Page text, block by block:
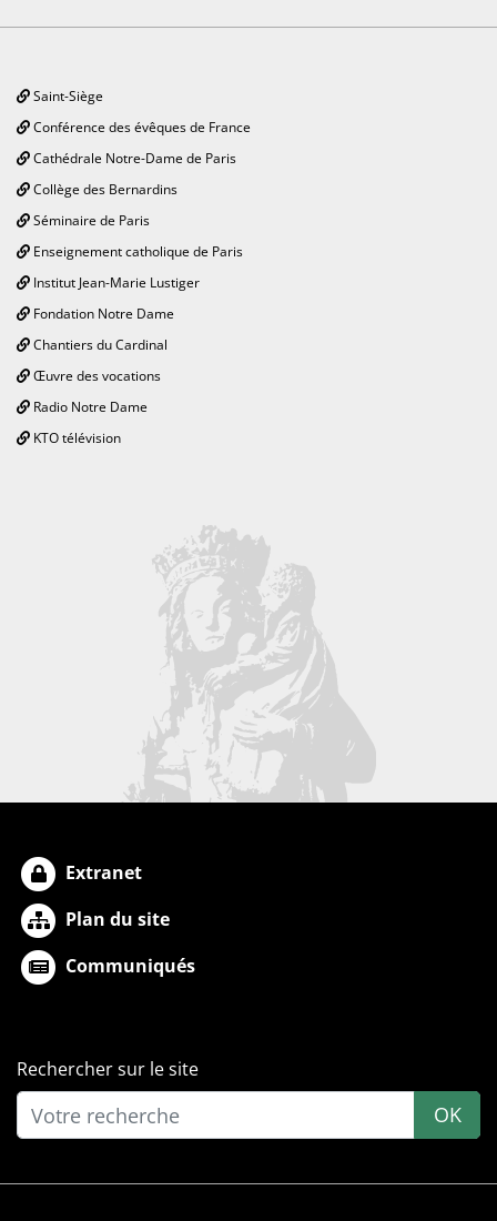
Saint-Siège
Conférence des évêques de France
Cathédrale Notre-Dame de Paris
Collège des Bernardins
Séminaire de Paris
Enseignement catholique de Paris
Institut Jean-Marie Lustiger
Fondation Notre Dame
Chantiers du Cardinal
Œuvre des vocations
Radio Notre Dame
KTO télévision
Extranet
Plan du site
Communiqués
Rechercher sur le site
OK